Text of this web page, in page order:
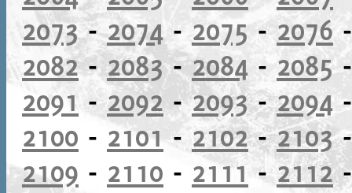
2073-2074- 2075- 2076
2082-2083-2084-2085
2091 -2092 -2093-2094
2100 - 2101-2102-2103
2109 - 2110 - 2111-2112